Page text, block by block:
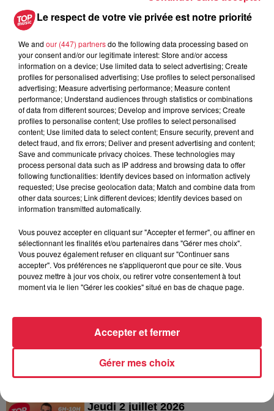
Les dernières infos sur la venue du
pape à Metz en septembre
5 août 2026
Europa-Park : des précisons sur
l’après Euro-Mir
Dans la même série
Top Music a Rulantica
Top Music a Rulantica
Vendredi 03 juillet 2026
Jeudi 2 juillet 2026
Le respect de votre vie privée est notre priorité
We and our (447) partnersdo the following data processing based on
your consent and/or our legitimate interest: Store and/or access
information on a device; Use limited data to select advertising; Create
profiles for personalised advertising; Use profiles to select personalised
advertising; Measure advertising performance; Measure content
performance; Understand audiences through statistics or combinations
of data from different sources; Develop and improve services; Create
profiles to personalise content; Use profiles to select personalised
content; Use limited data to select content; Ensure security, prevent and
detect fraud, and fix errors; Deliver and present advertising and content;
Save and communicate privacy choices. These technologies may
process personal data such as IP address and browsing data to offer
following functionalities: Identify devices based on information actively
requested; Use precise geolocation data; Match and combine data from
other data sources; Link different devices; Identify devices based on
information transmitted automatically.
Vous pouvez accepter en cliquant sur "Accepter et fermer", ou affiner en
sélectionnant les finalités et/ou partenaires dans "Gérer mes choix".
Vous pouvez également refuser en cliquant sur "Continuer sans
accepter". Vos préférences ne s'appliqueront que pour ce site. Vous
pouvez mettre à jour vos choix, ou retirer votre consentement à tout
moment via le lien "Gérer les cookies" situé en bas de chaque page.
Gérer mes choix
Accepter et fermer